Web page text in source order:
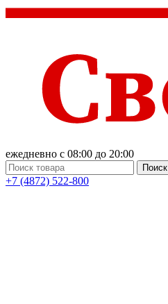
ежедневно с 08:00 до 20:00
Поиск
+7 (4872) 522-800